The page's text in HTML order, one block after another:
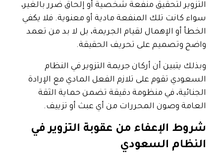
التزوير لتحقيق منفعة شخصية أو إلحاق ضرر بالغير،
سواء كانت تلك المنفعة مادية أو معنوية. فلا يكفي
الخطأ أو الإهمال لقيام الجريمة، بل لا بد من تعمد
واضح وتصميم على تحريف الحقيقة.
وبذلك يتبين أن أركان جريمة التزوير في النظام
السعودي تقوم على تلازم الفعل المادي مع الإرادة
الجنائية، في منظومة دقيقة تضمن حماية الثقة
العامة وصون المحررات من أي عبث أو تزييف.
شروط الإعفاء من عقوبة التزوير في
النظام السعودي